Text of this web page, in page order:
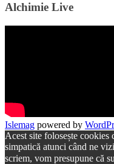
Alchimie Live
Islemag powered by
Acest site folosește cookies
simpatică atunci când ne
scriem, vom presupune că